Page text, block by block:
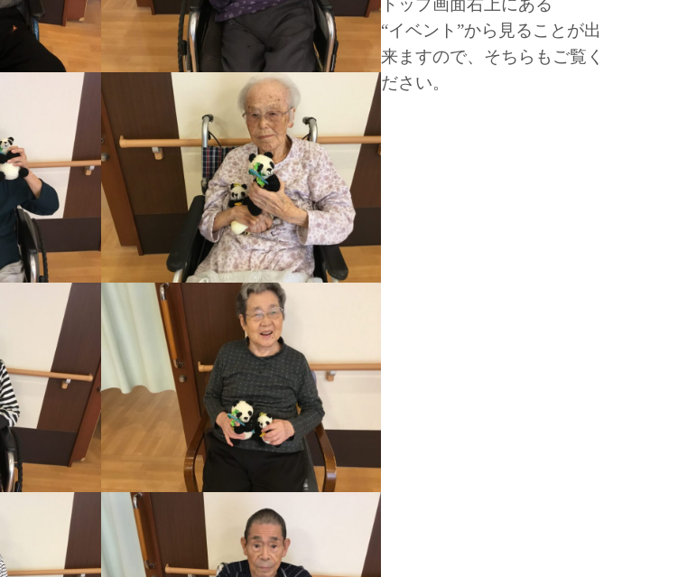
トップ画面右上にある
“イベント”から見ることが出
来ますので、 そちらもご覧く
ださい。